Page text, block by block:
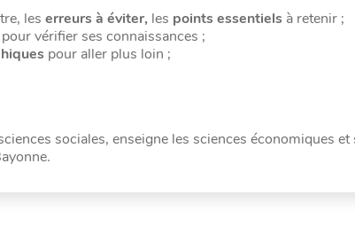
les erreurs à éviter, les points essentiels à retenir ;
pour vérifier ses connaissances ;
pour aller plus loin ;
sociales, enseigne les sciences économiques